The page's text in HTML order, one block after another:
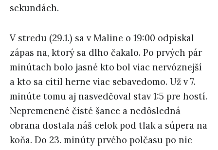
sekundách.
V stredu (29.1.) sa v Maline o 19:00 odpískal
zápas na, ktorý sa dlho čakalo. Po prvých pár
minútach bolo jasné kto bol viac nervóznejší
a kto sa cítil herne viac sebavedomo. Už v 7.
minúte tomu aj nasvedčoval stav 1:5 pre hostí.
Nepremenené čisté šance a nedôsledná
obrana dostala náš celok pod tlak a súpera na
koňa. Do 23. minúty prvého polčasu po nie